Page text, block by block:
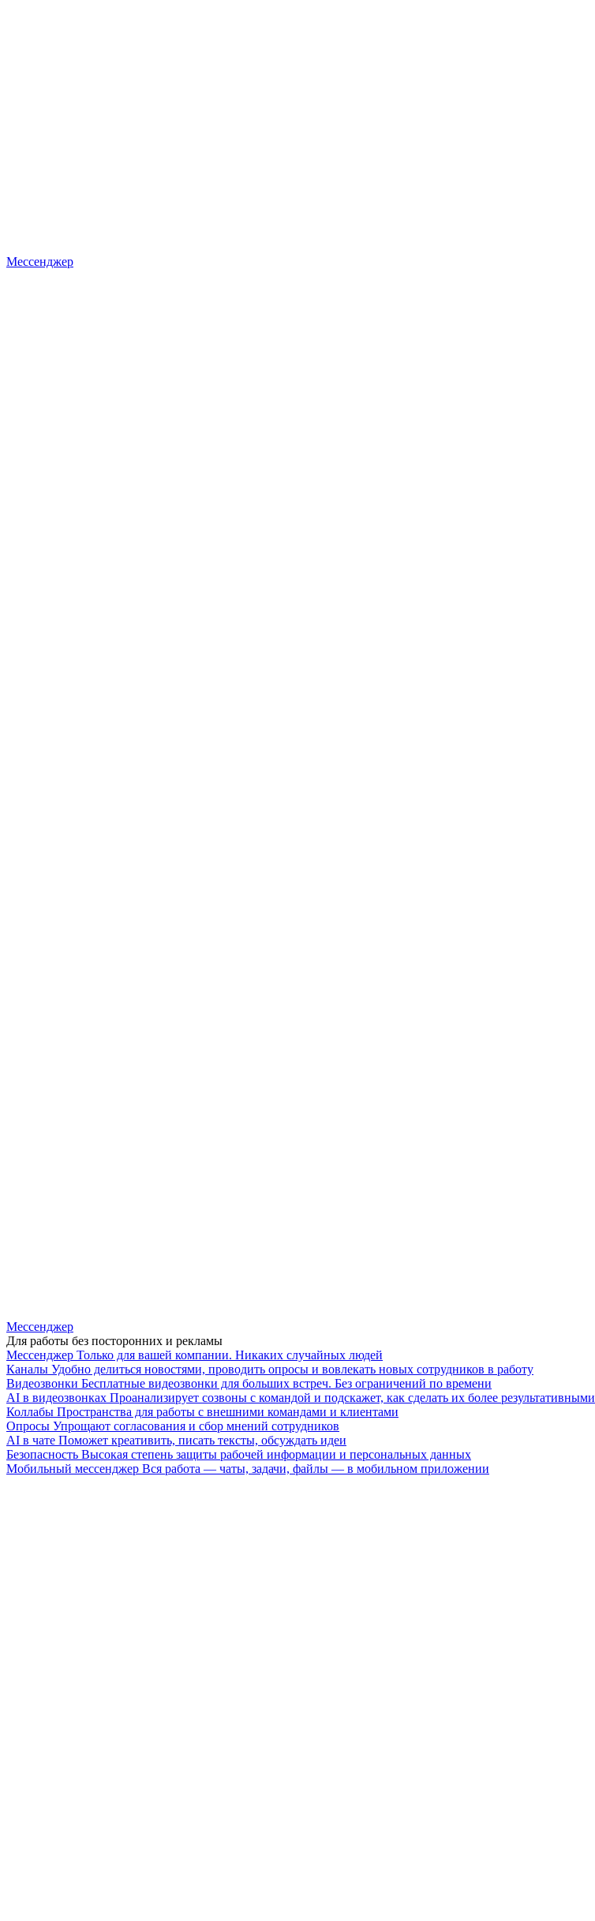
Мессенджер
Мессенджер
Для работы без посторонних и рекламы
Мессенджер Только для вашей компании. Никаких случайных людей
Каналы Удобно делиться новостями, проводить опросы и вовлекать новых сотрудников в работу
Видеозвонки Бесплатные видеозвонки для больших встреч. Без ограничений по времени
AI в видеозвонках Проанализирует созвоны с командой и подскажет, как сделать их более результативными
Коллабы Пространства для работы с внешними командами и клиентами
Опросы Упрощают согласования и сбор мнений сотрудников
AI в чате Поможет креативить, писать тексты, обсуждать идеи
Безопасность Высокая степень защиты рабочей информации и персональных данных
Мобильный мессенджер Вся работа — чаты, задачи, файлы — в мобильном приложении